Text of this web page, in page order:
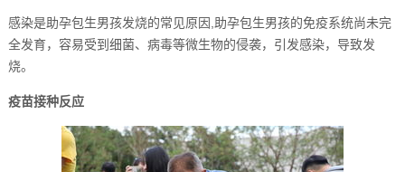
感染是助孕包生男孩发烧的常见原因,助孕包生男孩的免疫系统尚未完
全发育，容易受到细菌、病毒等微生物的侵袭，引发感染，导致发
烧。
疫苗接种反应